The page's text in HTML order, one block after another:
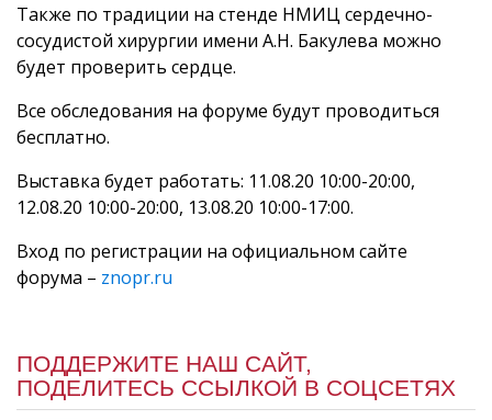
Также по традиции на стенде НМИЦ сердечно-
сосудистой хирургии имени А.Н. Бакулева можно
будет проверить сердце.
Все обследования на форуме будут проводиться
бесплатно.
Выставка будет работать: 11.08.20 10:00-20:00,
12.08.20 10:00-20:00, 13.08.20 10:00-17:00.
Вход по регистрации на официальном сайте
форума – znopr.ru
ПОДДЕРЖИТЕ НАШ САЙТ,
ПОДЕЛИТЕСЬ ССЫЛКОЙ В СОЦСЕТЯХ